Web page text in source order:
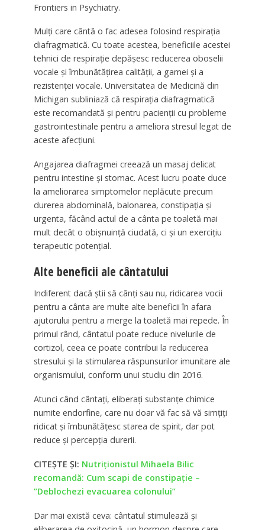
Frontiers in Psychiatry.
Mulți care cântă o fac adesea folosind respirația
diafragmatică. Cu toate acestea, beneficiile acestei
tehnici de respirație depășesc reducerea oboselii
vocale și îmbunătățirea calității, a gamei și a
rezistenței vocale. Universitatea de Medicină din
Michigan subliniază că respirația diafragmatică
este recomandată și pentru pacienții cu probleme
gastrointestinale pentru a ameliora stresul legat de
aceste afecțiuni.
Angajarea diafragmei creează un masaj delicat
pentru intestine și stomac. Acest lucru poate duce
la ameliorarea simptomelor neplăcute precum
durerea abdominală, balonarea, constipația și
urgenta, făcând actul de a cânta pe toaletă mai
mult decât o obișnuință ciudată, ci și un exercițiu
terapeutic potențial.
Alte beneficii ale cântatului
Indiferent dacă știi să cânți sau nu, ridicarea vocii
pentru a cânta are multe alte beneficii în afara
ajutorului pentru a merge la toaletă mai repede. În
primul rând, cântatul poate reduce nivelurile de
cortizol, ceea ce poate contribui la reducerea
stresului și la stimularea răspunsurilor imunitare ale
organismului, conform unui studiu din 2016.
Atunci când cântați, eliberați substanțe chimice
numite endorfine, care nu doar vă fac să vă simțiți
ridicat și îmbunătățesc starea de spirit, dar pot
reduce și percepția durerii.
CITEȘTE ȘI: Nutriționistul Mihaela Bilic
recomandă: Cum scapi de constipație –
”Deblochezi evacuarea colonului”
Dar mai există ceva: cântatul stimulează și